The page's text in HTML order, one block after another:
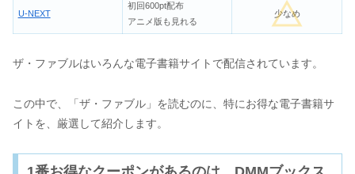
U-NEXT
初回600pt配布
アニメ版も見れる
少なめ
ザ・ファブルはいろんな電子書籍サイトで配信されています。
この中で、「ザ・ファブル」を読むのに、特にお得な電子書籍サ
イトを、厳選して紹介します。